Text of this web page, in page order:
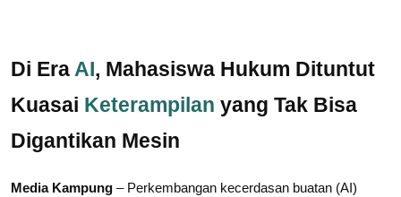
Di Era AI, Mahasiswa Hukum Dituntut
Kuasai Keterampilan yang Tak Bisa
Digantikan Mesin
Media Kampung – Perkembangan kecerdasan buatan (AI)